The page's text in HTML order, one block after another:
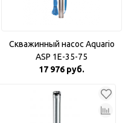
Скважинный насос Aquario
ASP 1E-35-75
17 976 руб.